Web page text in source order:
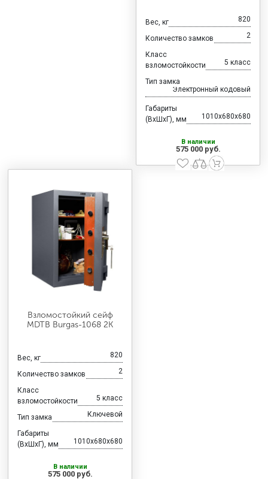
Вес, кг 820
Количество замков 2
Класс
взломостойкости
5 класс
Тип замка
Электронный кодовый
Габариты
(ВхШхГ), мм
1010x680x680
В наличии
575 000 руб.
Взломостойкий сейф
MDTB Burgas-1068 2K
Вес, кг 820
Количество замков 2
Класс
взломостойкости
5 класс
Тип замка Ключевой
Габариты
(ВхШхГ), мм
1010x680x680
В наличии
575 000 руб.